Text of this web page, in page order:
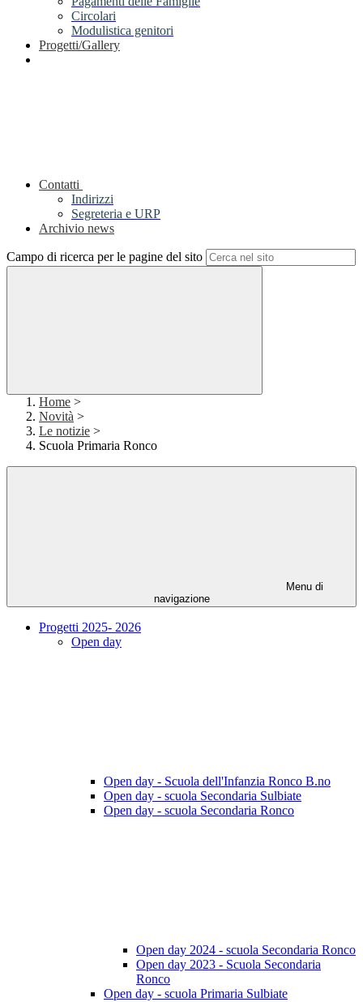
Circolari
Modulistica genitori
Progetti/Gallery
Contatti
Indirizzi
Segreteria e URP
Archivio news
Campo di ricerca per le pagine del sito
Home >
Novità >
Le notizie >
Scuola Primaria Ronco
Menu di
navigazione
Progetti 2025- 2026
Open day
Open day - Scuola dell'Infanzia Ronco B.no
Open day - scuola Secondaria Sulbiate
Open day - scuola Secondaria Ronco
Open day 2024 - scuola Secondaria Ronco
Open day 2023 - Scuola Secondaria
Ronco
Open day - scuola Primaria Sulbiate